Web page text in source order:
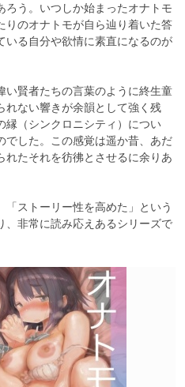
ろう。いつしか始まったオナトモ
りのオナトモが自ら辿り着いた答
いる自分や欲情に素直になるのが
い賢者たちの言葉のように終生童
れない響きが余韻として強く残
縁（シンクロニシティ）につい
でした。この感覚は遥か昔、あだ
れたそれを彷彿とさせるに余りあ
ストーリー性を高めた」という
、非常に読み応えあるシリーズで